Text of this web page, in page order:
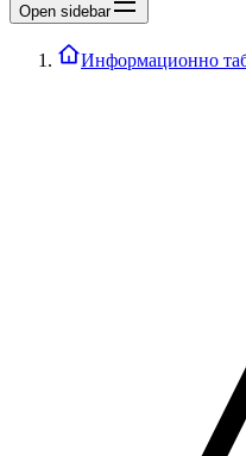
Open sidebar
Информационно